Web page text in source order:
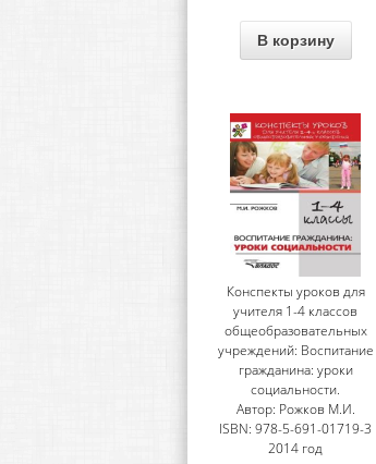
В корзину
Конспекты уроков для
учителя 1-4 классов
общеобразовательных
учреждений: Воспитание
гражданина: уроки
социальности.
Автор: Рожков М.И.
ISBN: 978-5-691-01719-3
2014 год